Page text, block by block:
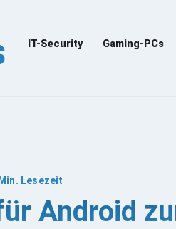
IT-Security Gaming-PCs
Lesezeit
Android